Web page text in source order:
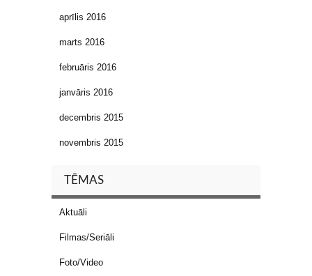
aprīlis 2016
marts 2016
februāris 2016
janvāris 2016
decembris 2015
novembris 2015
TĒMAS
Aktuāli
Filmas/Seriāli
Foto/Video